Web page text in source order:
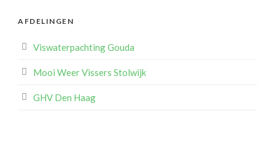
AFDELINGEN
Viswaterpachting Gouda
Mooi Weer Vissers Stolwijk
GHV Den Haag